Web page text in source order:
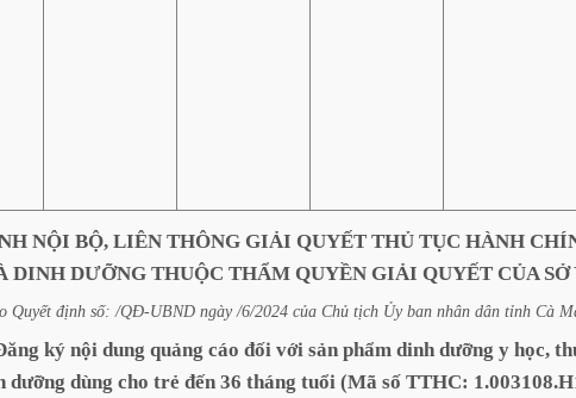
NỘI BỘ, LIÊN THÔNG GIẢI QUYẾT THỦ TỤC HÀNH
DINH DƯỠNG THUỘC THẨM QUYỀN GIẢI QUYẾT CỦA SỞ
Quyết định số: /QĐ-UBND ngày /6/2024 của Chủ tịch Ủy ban nhân dân tỉnh Cà
ký nội dung quảng cáo đối với sản phẩm dinh dưỡng y học,
dưỡng dùng cho trẻ đến 36 tháng tuổi (Mã số TTHC: